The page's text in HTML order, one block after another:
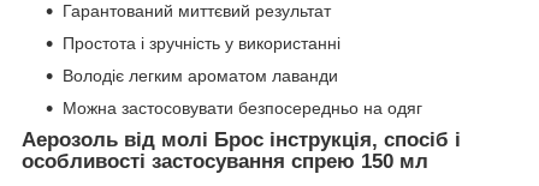
Гарантований миттєвий результат
Простота і зручність у використанні
Володіє легким ароматом лаванди
Можна застосовувати безпосередньо на одяг
Аерозоль від молі Брос інструкція, спосіб і
особливості застосування спрею 150 мл